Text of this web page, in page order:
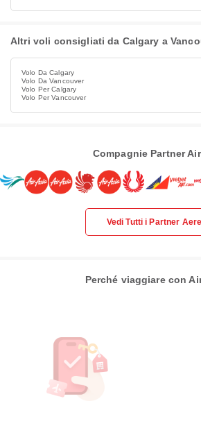
Altri voli consigliati da Calgary a
Volo Da Calgary
Volo Da Vancouver
Volo Per Calgary
Volo Per Vancouver
Compagnie Partner
Vedi Tutti i Partner
Perché viaggiare con